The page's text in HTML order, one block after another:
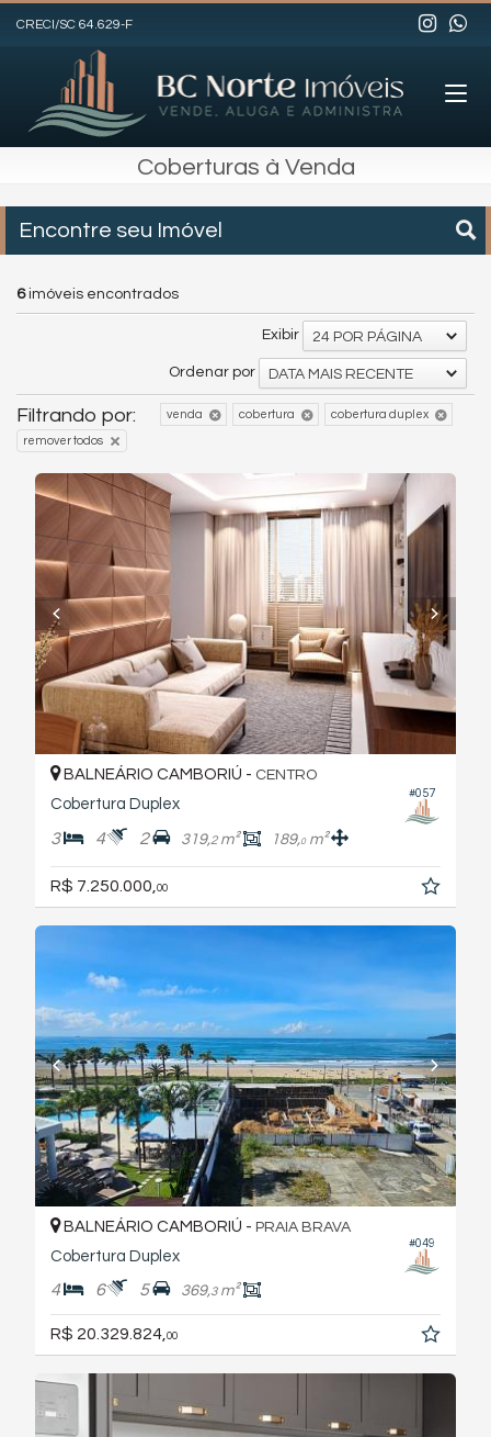
CRECI/SC 64.629-F
Coberturas à Venda
Encontre seu Imóvel
6imóveis encontrados
Exibir 24 POR PÁGINA
Ordenar por DATA MAIS RECENTE
Filtrando por: venda cobertura cobertura duplex
remover todos
#057
BALNEÁRIO CAMBORIÚ - CENTRO
Cobertura Duplex
3 4 2 319,2m² 189,0m²
R$ 7.250.000, 00
#049
BALNEÁRIO CAMBORIÚ - PRAIA BRAVA
Cobertura Duplex
4 6 5 369,3m²
R$ 20.329.824,00